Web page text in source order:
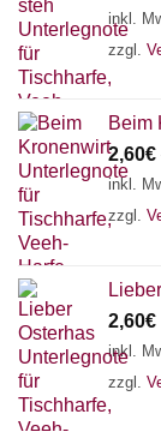
inkl.
zzgl.
Beim
2,60€
inkl.
zzgl.
2,60€
inkl.
zzgl.